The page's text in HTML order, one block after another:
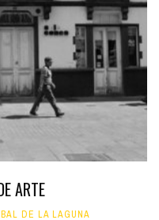
ARTE
DE LA LAGUNA